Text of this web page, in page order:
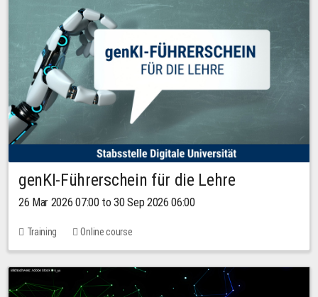
genKI-Führerschein für die Lehre
26 Mar 2026 07:00 to 30 Sep 2026 06:00
Training Online course